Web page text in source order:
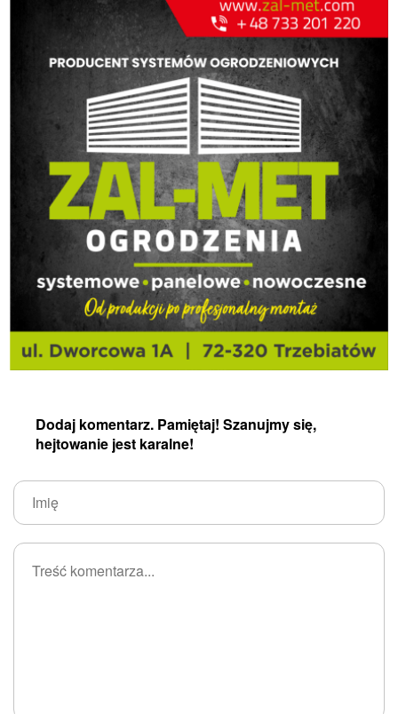
Dodaj komentarz. Pamiętaj! Szanujmy się,
hejtowanie jest karalne!